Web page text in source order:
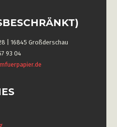
| 16845 Großderschau
93 04